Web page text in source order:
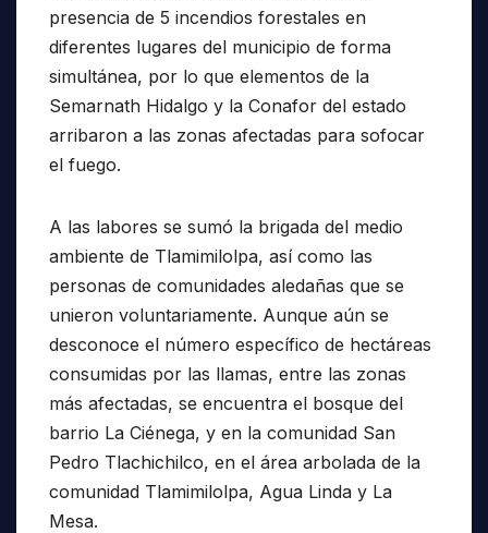
presencia de 5 incendios forestales en
diferentes lugares del municipio de forma
simultánea, por lo que elementos de la
Semarnath Hidalgo y la Conafor del estado
arribaron a las zonas afectadas para sofocar
el fuego.
A las labores se sumó la brigada del medio
ambiente de Tlamimilolpa, así como las
personas de comunidades aledañas que se
unieron voluntariamente. Aunque aún se
desconoce el número específico de hectáreas
consumidas por las llamas, entre las zonas
más afectadas, se encuentra el bosque del
barrio La Ciénega, y en la comunidad San
Pedro Tlachichilco, en el área arbolada de la
comunidad Tlamimilolpa, Agua Linda y La
Mesa.